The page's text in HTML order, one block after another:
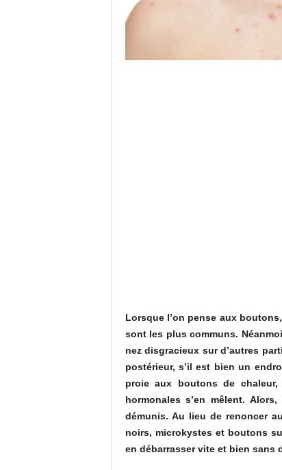
Lorsque l’on pense aux
sont les plus communs.
nez disgracieux sur d’autres
postérieur, s’il est bien un
proie aux boutons de
hormonales s’en mêlent.
démunis. Au lieu de renoncer
noirs, microkystes et boutons
en débarrasser vite et bien sans